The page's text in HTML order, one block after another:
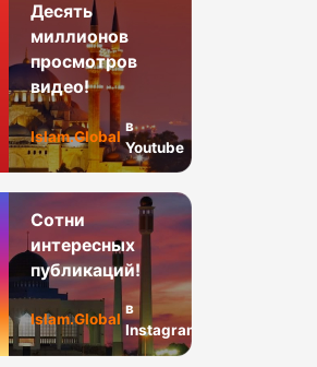
Десять
миллионов
просмотров
видео!
Islam.Global
в
Youtube
Сотни
интересных
публикаций!
Islam.Global
в
Instagram